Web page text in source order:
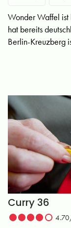
Wonder Waffel ist
hat bereits
Berlin-Kreuzberg
Curry 36